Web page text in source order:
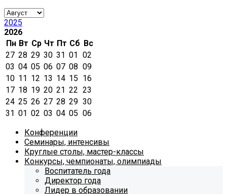
2025
2026
Пн Вт Ср Чт Пт Сб Вс
27 28 29 30 31 01 02
03 04 05 06 07 08 09
10 11 12 13 14 15 16
17 18 19 20 21 22 23
24 25 26 27 28 29 30
31 01 02 03 04 05 06
Конференции
Семинары, интенсивы
Круглые столы, мастер-классы
Конкурсы, чемпионаты, олимпиады
Воспитатель года
Директор года
Лидер в образовании